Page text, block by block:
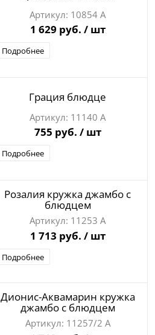
10854 А
1 629 руб. / шт
Подробнее
Грация блюдце
11140 А
755 руб. / шт
Подробнее
Розалия кружка джамбо с
блюдцем
11253 А
1 713 руб. / шт
Подробнее
Дионис-Аквамарин кружка
джамбо с блюдцем
11257/2 А